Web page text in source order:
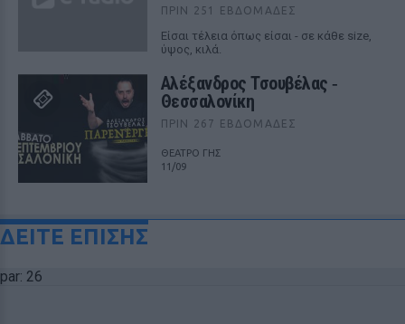
ΠΡΙΝ 251 ΕΒΔΟΜΆΔΕΣ
Είσαι τέλεια όπως είσαι - σε κάθε size,
ύψος, κιλά.
Αλέξανδρος Τσουβέλας ‑
Θεσσαλονίκη
ΠΡΙΝ 267 ΕΒΔΟΜΆΔΕΣ
ΘΕΑΤΡΟ ΓΗΣ
11/09
ΔΕΙΤΕ ΕΠΙΣΗΣ
par: 26